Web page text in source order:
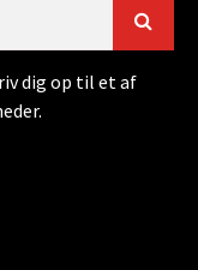
dig op til et af